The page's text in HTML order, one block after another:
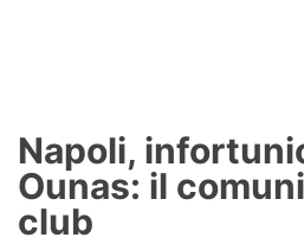
Formello
Infortuni
Napoli,
Ounas: il
club